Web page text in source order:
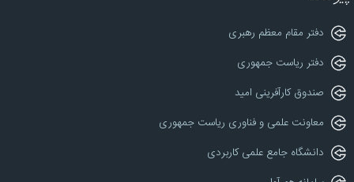
دفتر مقام معظم رهبری
دفتر ریاست جمهوری
صندوق کارآفرینی امید
معاونت علمی و فناوری ریاست جمهوری
دانشگاه جامع علمی کاربردی